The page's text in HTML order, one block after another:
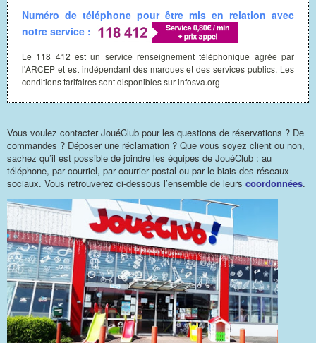
Numéro de téléphone pour être mis en relation avec
notre service :
Le 118 412 est un service renseignement téléphonique agrée par
l'ARCEP et est indépendant des marques et des services publics. Les
conditions tarifaires sont disponibles sur infosva.org
Vous voulez contacter JouéClub pour les questions de réservations ? De
commandes ? Déposer une réclamation ? Que vous soyez client ou non,
sachez qu’il est possible de joindre les équipes de JouéClub : au
téléphone, par courriel, par courrier postal ou par le biais des réseaux
sociaux. Vous retrouverez ci-dessous l’ensemble de leurs coordonnées.